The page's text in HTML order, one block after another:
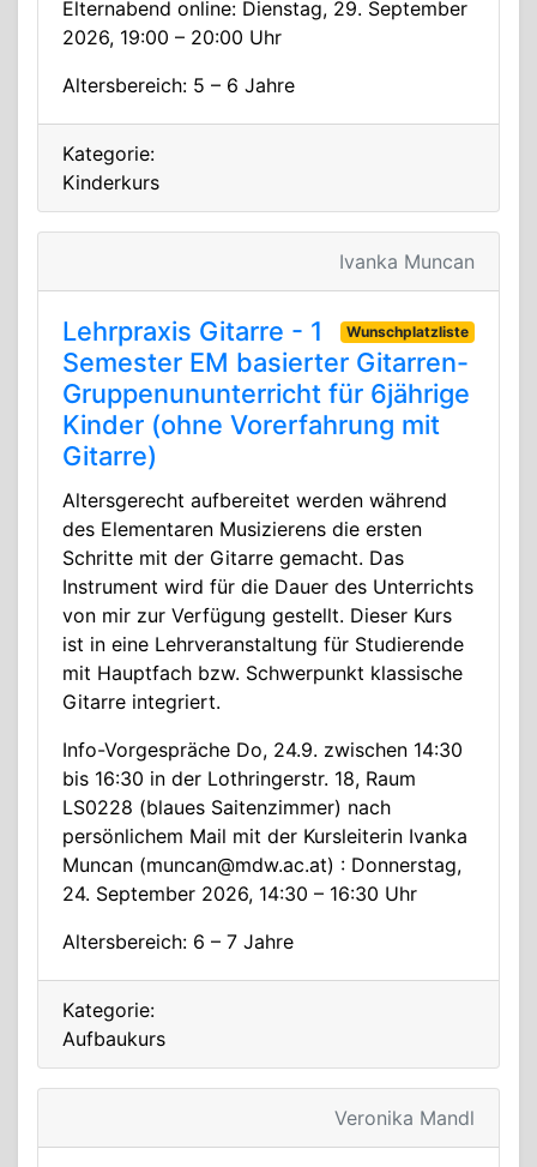
Elternabend online: Dienstag, 29. September
2026, 19:00 – 20:00 Uhr
Altersbereich: 5 – 6 Jahre
Kategorie:
Kinderkurs
Ivanka Muncan
Wunschplatzliste
Lehrpraxis Gitarre - 1
Semester EM basierter Gitarren-
Gruppenununterricht für 6jährige
Kinder (ohne Vorerfahrung mit
Gitarre)
Altersgerecht aufbereitet werden während
des Elementaren Musizierens die ersten
Schritte mit der Gitarre gemacht. Das
Instrument wird für die Dauer des Unterrichts
von mir zur Verfügung gestellt. Dieser Kurs
ist in eine Lehrveranstaltung für Studierende
mit Hauptfach bzw. Schwerpunkt klassische
Gitarre integriert.
Info-Vorgespräche Do, 24.9. zwischen 14:30
bis 16:30 in der Lothringerstr. 18, Raum
LS0228 (blaues Saitenzimmer) nach
persönlichem Mail mit der Kursleiterin Ivanka
Muncan (muncan@mdw.ac.at) : Donnerstag,
24. September 2026, 14:30 – 16:30 Uhr
Altersbereich: 6 – 7 Jahre
Kategorie:
Aufbaukurs
Veronika Mandl